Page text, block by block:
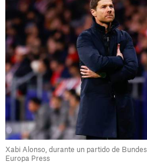
Xabi Alonso, durante un partido de
Europa Press